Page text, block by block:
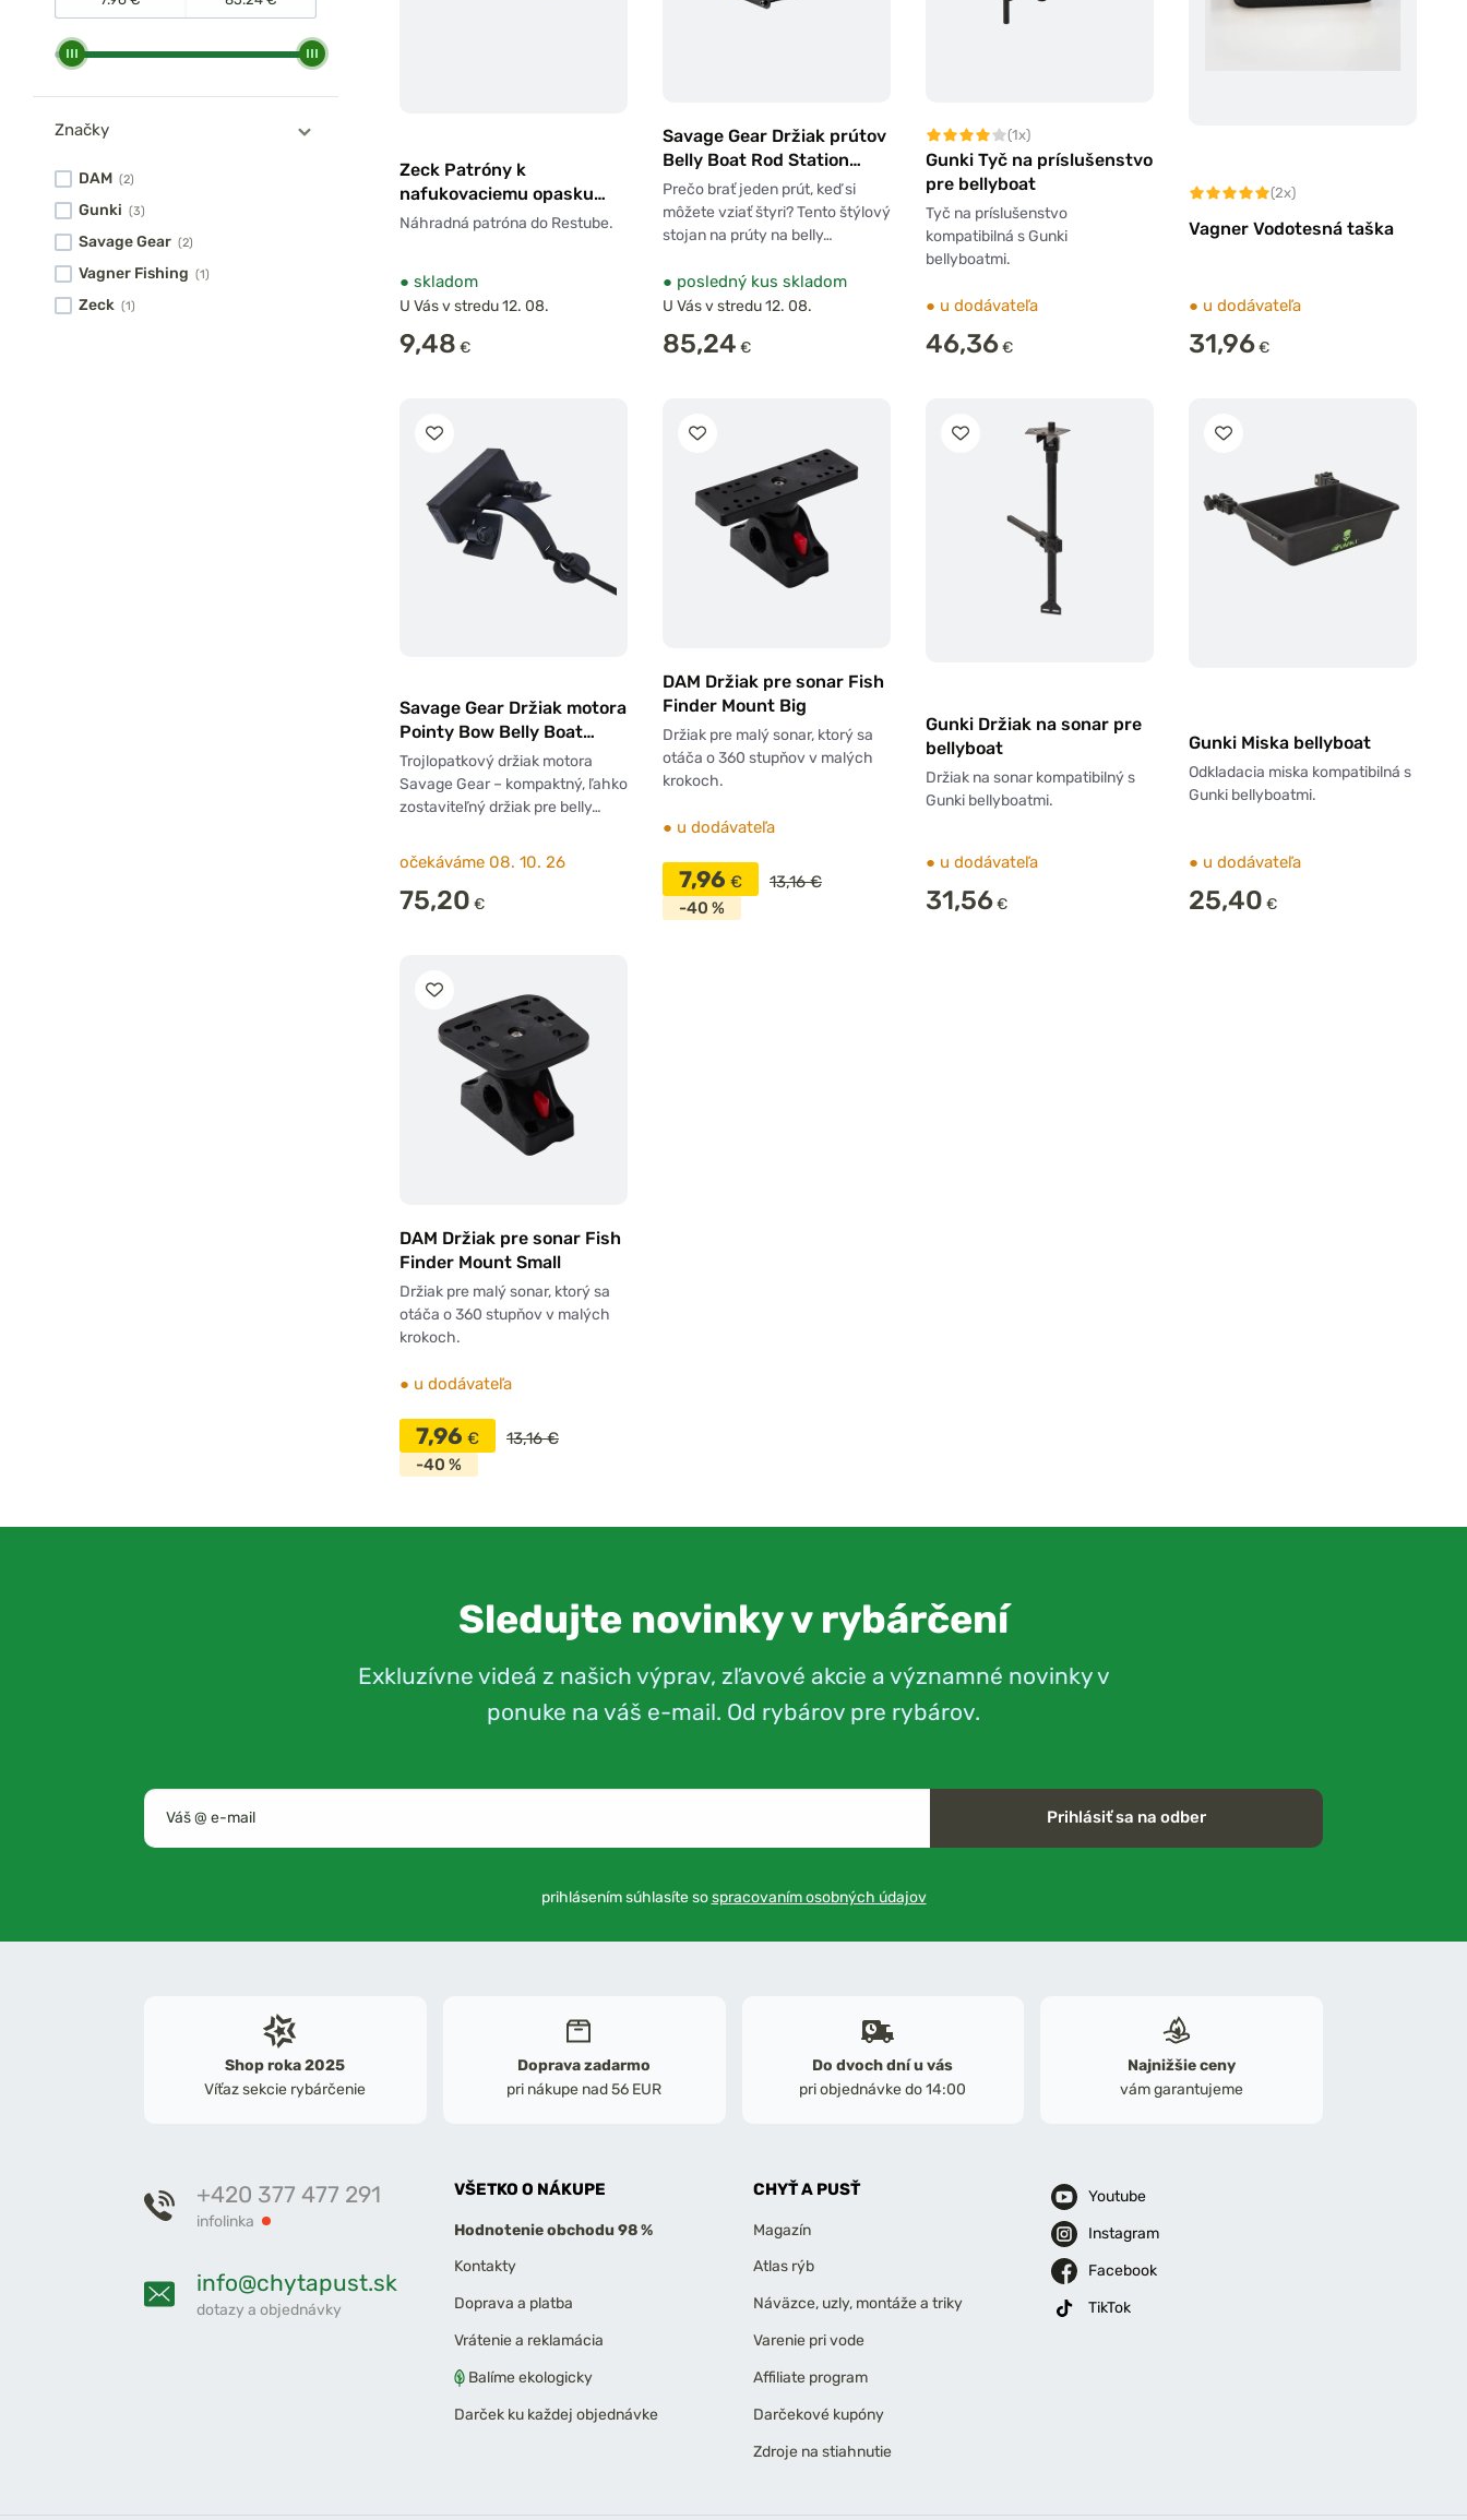
Značky
DAM (2)
Gunki (3)
Savage Gear (2)
Vagner Fishing (1)
Zeck (1)
Zeck Patróny k
nafukovaciemu opasku
Restube náhradné patróny
Náhradná patróna do Restube.
● skladom
U Vás v stredu 12. 08.
9,48 €
Savage Gear Držiak prútov
Belly Boat Rod Station
Black 4 Prúty
Prečo brať jeden prút, keď si
môžete vziať štyri? Tento štýlový
stojan na prúty na belly…
● posledný kus skladom
U Vás v stredu 12. 08.
85,24 €
(1x)
Gunki Tyč na príslušenstvo
pre bellyboat
Tyč na príslušenstvo
kompatibilná s Gunki
bellyboatmi.
● u dodávateľa
46,36€
(2x)
Vagner Vodotesná taška
● u dodávateľa
31,96€
Savage Gear Držiak motora
Pointy Bow Belly Boat
Engine Bracket 3 P
Trojlopatkový držiak motora
Savage Gear – kompaktný, ľahko
zostaviteľný držiak pre belly…
očekáváme 08. 10. 26
75,20 €
DAM Držiak pre sonar Fish
Finder Mount Big
Držiak pre malý sonar, ktorý sa
otáča o 360 stupňov v malých
krokoch.
● u dodávateľa
7,96 €
13,16 €
-40 %
Gunki Držiak na sonar pre
bellyboat
Držiak na sonar kompatibilný s
Gunki bellyboatmi.
● u dodávateľa
31,56€
Gunki Miska bellyboat
Odkladacia miska kompatibilná s
Gunki bellyboatmi.
● u dodávateľa
25,40 €
DAM Držiak pre sonar Fish
Finder Mount Small
Držiak pre malý sonar, ktorý sa
otáča o 360 stupňov v malých
krokoch.
● u dodávateľa
7,96 €
13,16 €
-40 %
Sledujte novinky v rybárčení
Exkluzívne videá z našich výprav, zľavové akcie a významné novinky v
ponuke na váš e-mail. Od rybárov pre rybárov.
Prihlásiť sa na odber
prihlásením súhlasíte sospracovaním osobných údajov
Shop roka 2025
Víťaz sekcie rybárčenie
Doprava zadarmo
pri nákupe nad 56 EUR
Do dvoch dní u vás
pri objednávke do 14:00
Najnižšie ceny
vám garantujeme
+420 377 477 291
infolinka
info@chytapust.sk
dotazy a objednávky
VŠETKO O NÁKUPE
Hodnotenie obchodu 98 %
Kontakty
Doprava a platba
Vrátenie a reklamácia
Balíme ekologicky
Darček ku každej objednávke
CHYŤ A PUSŤ
Magazín
Atlas rýb
Náväzce, uzly, montáže a triky
Varenie pri vode
Affiliate program
Darčekové kupóny
Zdroje na stiahnutie
Youtube
Instagram
Facebook
TikTok